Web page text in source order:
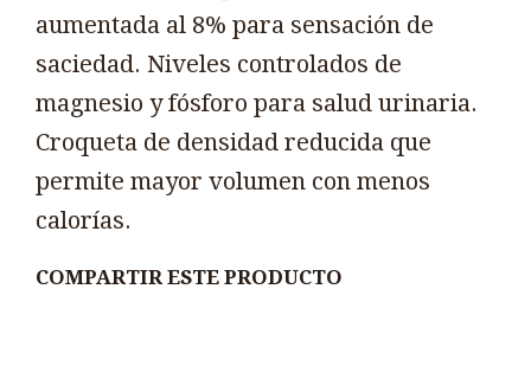
aumentada al 8% para sensación de
saciedad. Niveles controlados de
magnesio y fósforo para salud urinaria.
Croqueta de densidad reducida que
permite mayor volumen con menos
calorías.
COMPARTIR ESTE PRODUCTO